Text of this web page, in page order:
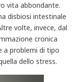
vita abbondante.
disbiosi intestinale
volte, invece, dal
cronica
a problemi di tipo
dello stress.